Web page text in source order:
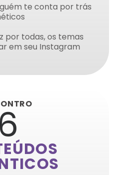
te conta por trás
por todas, os temas
em seu Instagram
6